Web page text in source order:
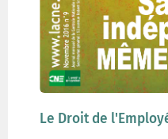
Le Droit de